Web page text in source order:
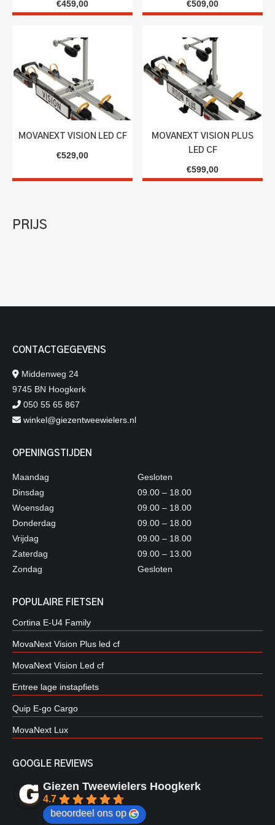
€459,00 €509,00
MOVANEXT VISION LED CF
€529,00
MOVANEXT VISION PLUS
LED CF
€599,00
PRIJS
CONTACTGEGEVENS
Middenweg 24
9745 BN Hoogkerk
050 55 65 867
winkel@giezentweewielers.nl
OPENINGSTIJDEN
Maandag
Dinsdag
Woensdag
Donderdag
Vrijdag
Zaterdag
Zondag
Gesloten
09.00 – 18.00
09.00 – 18.00
09.00 – 18.00
09.00 – 18.00
09.00 – 13.00
Gesloten
POPULAIRE FIETSEN
Cortina E-U4 Family
MovaNext Vision Plus led cf
MovaNext Vision Led cf
Entree lage instapfiets
Quip E-go Cargo
MovaNext Lux
GOOGLE REVIEWS
Giezen Tweewielers Hoogkerk
4.7
beoordeel ons op